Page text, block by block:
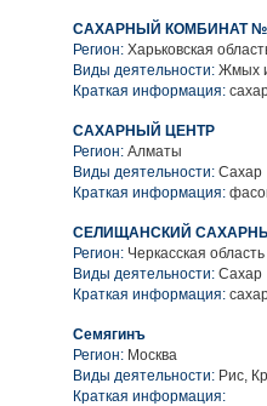
САХАРНЫЙ КОМБИНАТ
Регион: Харьковская
Виды деятельности: Жмых
Краткая информация:
САХАРНЫЙ ЦЕНТР
Регион: Алматы
Виды деятельности: Сахар
Краткая информация:
СЕЛИЩАНСКИЙ
Регион: Черкасская область
Виды деятельности: Сахар
Краткая информация:
Семягинъ
Регион: Москва
Виды деятельности: Рис,
Краткая информация: